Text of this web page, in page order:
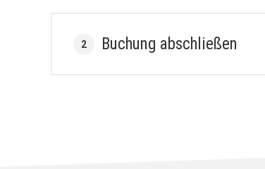
2 Buchung abschließen